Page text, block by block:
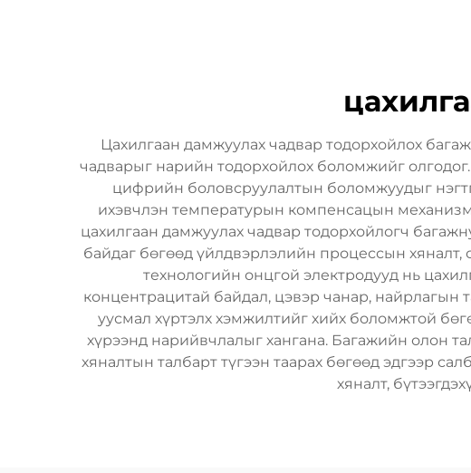
Цахилгаан дамжуулах чадвар тодорхойлох
чадварыг нарийн тодорхойлох боломжийг
цифрийн боловсруулалтын боломжуудыг
ихэвчлэн температурын компенсацын
цахилгаан дамжуулах чадвар тодорхойлогч
байдаг бөгөөд үйлдвэрлэлийн процессын хяналт,
технологийн онцгой электродууд нь
концентрацитай байдал, цэвэр чанар, найрлагын
уусмал хүртэлх хэмжилтийг хийх боломжтой
хүрээнд нарийвчлалыг хангана. Багажийн олон
хяналтын талбарт түгээн таарах бөгөөд эдгээр
хяналт,